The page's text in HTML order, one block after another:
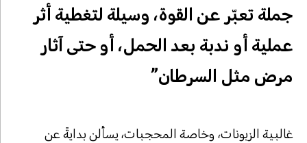
جملة تعبّر عن القوة، وسيلة لتغطية أثر
عملية أو ندبة بعد الحمل، أو حتى آثار
مرض مثل السرطان”
غالبية الزبونات، وخاصة المحجبات، يسألن بدايةً عن